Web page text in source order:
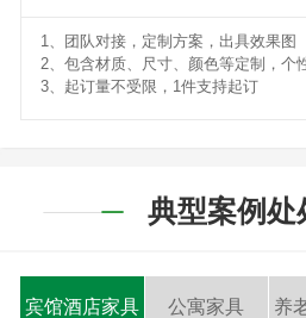
1、团队对接，定制方案，出具效果图
2、包含材质、尺寸、颜色等定制，个
3、起订量不受限，1件支持起订
典型案例处
宾馆酒店家具 公寓家具 养